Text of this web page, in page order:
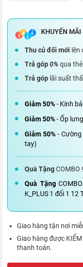
Thu củ đổi mới lên
Trả góp0%qua
Trả góp lãi suất
Giảm 50%- Kính
Giảm 50%- Ốp
Giảm 50% -
tay)
Quà TặngCOMBO
Quà Tặng
K_PLUS 1 đổi 1 12
Giao hàng tận nơi
Giao hàng được
thanh toán.